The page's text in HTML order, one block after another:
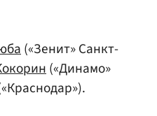
(«Зенит» Санкт-
(«Динамо»